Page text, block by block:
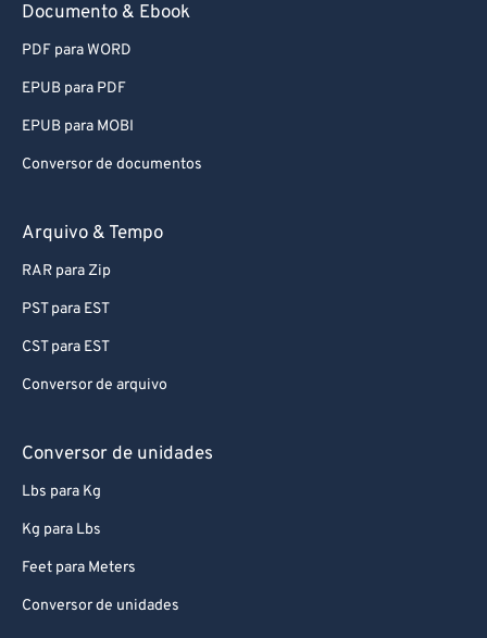
Documento & Ebook
PDF para WORD
EPUB para PDF
EPUB para MOBI
Conversor de documentos
Arquivo & Tempo
RAR para Zip
PST para EST
CST para EST
Conversor de arquivo
Conversor de unidades
Lbs para Kg
Kg para Lbs
Feet para Meters
Conversor de unidades